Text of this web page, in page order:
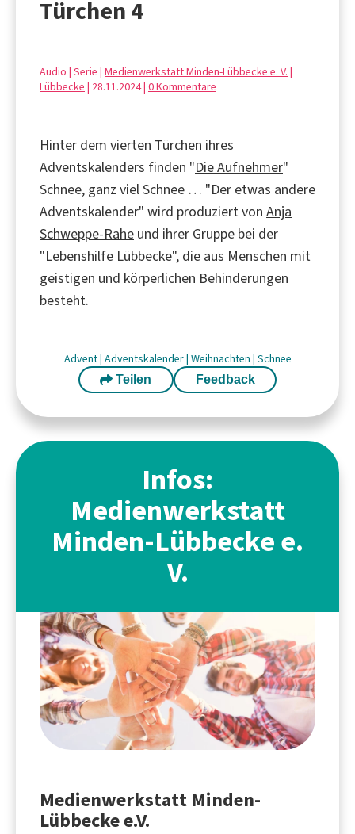
Türchen 4
Audio | Serie | Medienwerkstatt Minden-Lübbecke e. V. |
Lübbecke | 28.11.2024 | 0 Kommentare
Hinter dem vierten Türchen ihres
Adventskalenders finden "Die Aufnehmer"
Schnee, ganz viel Schnee … "Der etwas andere
Adventskalender" wird produziert von Anja
Schweppe-Rahe und ihrer Gruppe bei der
"Lebenshilfe Lübbecke", die aus Menschen mit
geistigen und körperlichen Behinderungen
besteht.
Advent| Adventskalender| Weihnachten | Schnee
Teilen Feedback
Infos:
Medienwerkstatt
Minden-Lübbecke e.
V.
Medienwerkstatt Minden-
Lübbecke e.V.